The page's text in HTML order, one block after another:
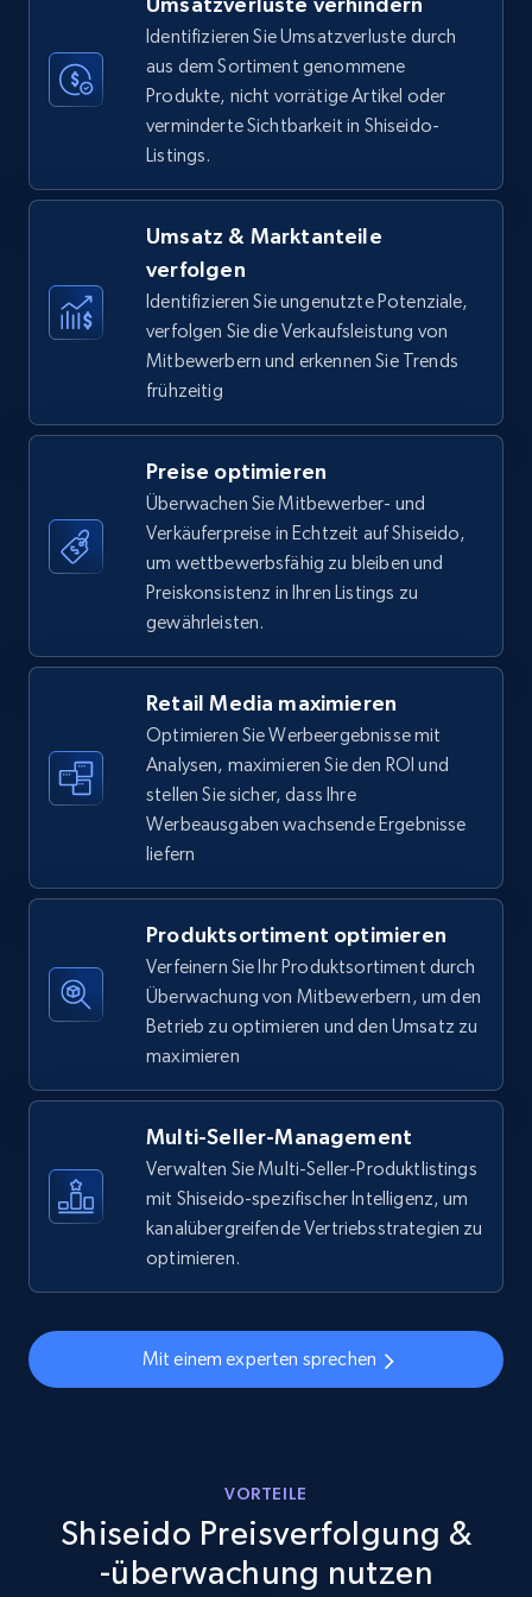
35.3K+ 5.7K+ Jetzt anfangen
rating object, Product rating max, Rating,
Author name, Asin, and more.
7.4K+ 870+ Jetzt anfangen
Specifications, Image urls, Top reviews, and
5.6K+ 875+ Jetzt anfangen
using specific category URL
URL, Final price, Sku, Currency, Gtin,
Specifications, Image urls, Top reviews, and
more.
875+
Walmart - products - Collects products by
specific keywords
URL, Final price, Sku, Currency, Gtin,
more.
875+ Jetzt anfangen
URL, Final price, Sku, Currency, Gtin,
Specifications, Image urls, Top reviews, and
TikTok Shop
Identifizieren Sie Umsatzverluste durch
aus dem Sortiment genommene
Produkte, nicht vorrätige Artikel oder
verminderte Sichtbarkeit in Shiseido-
Listings.
Umsatz & Marktanteile
verfolgen
Identifizieren Sie ungenutzte Potenziale,
verfolgen Sie die Verkaufsleistung von
Mitbewerbern und erkennen Sie Trends
frühzeitig
Preise optimieren
Überwachen Sie Mitbewerber- und
Verkäuferpreise in Echtzeit auf Shiseido,
um wettbewerbsfähig zu bleiben und
Preiskonsistenz in Ihren Listings zu
gewährleisten.
Retail Media maximieren
Optimieren Sie Werbeergebnisse mit
Analysen, maximieren Sie den ROI und
stellen Sie sicher, dass Ihre
Werbeausgaben wachsende Ergebnisse
liefern
Produktsortiment optimieren
Verfeinern Sie Ihr Produktsortiment durch
Überwachung von Mitbewerbern, um den
Betrieb zu optimieren und den Umsatz zu
maximieren
Multi-Seller-Management
Verwalten Sie Multi-Seller-Produktlistings
mit Shiseido-spezifischer Intelligenz, um
kanalübergreifende Vertriebsstrategien zu
optimieren.
Mit einem experten sprechen
VORTEILE
Shiseido Preisverfolgung &
-überwachung nutzen